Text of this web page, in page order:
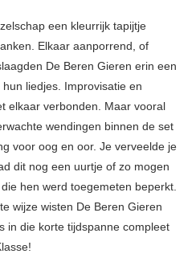
een kleurrijk tapijtje
Elkaar aanporrend, of
De Beren Gieren erin een
liedjes. Improvisatie en
elkaar verbonden. Maar vooral
wendingen binnen de set
voor oog en oor. Je verveelde je
dit nog een uurtje of zo mogen
hen werd toegemeten beperkt.
wijze wisten De Beren Gieren
in die korte tijdspanne compleet